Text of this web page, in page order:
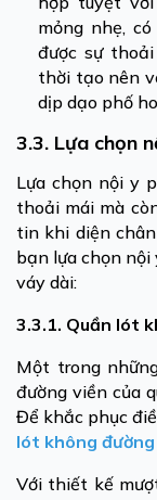
mỏng nhẹ,
được sự
thời tạo nên
dịp dạo phố
3.3. Lựa chọn
Lựa chọn nội y
thoải mái mà
tin khi diện
bạn lựa chọn nội
váy dài:
3.3.1. Quần lót
Một trong
đường viền của
Để khắc phục
lót không đường
Với thiết kế